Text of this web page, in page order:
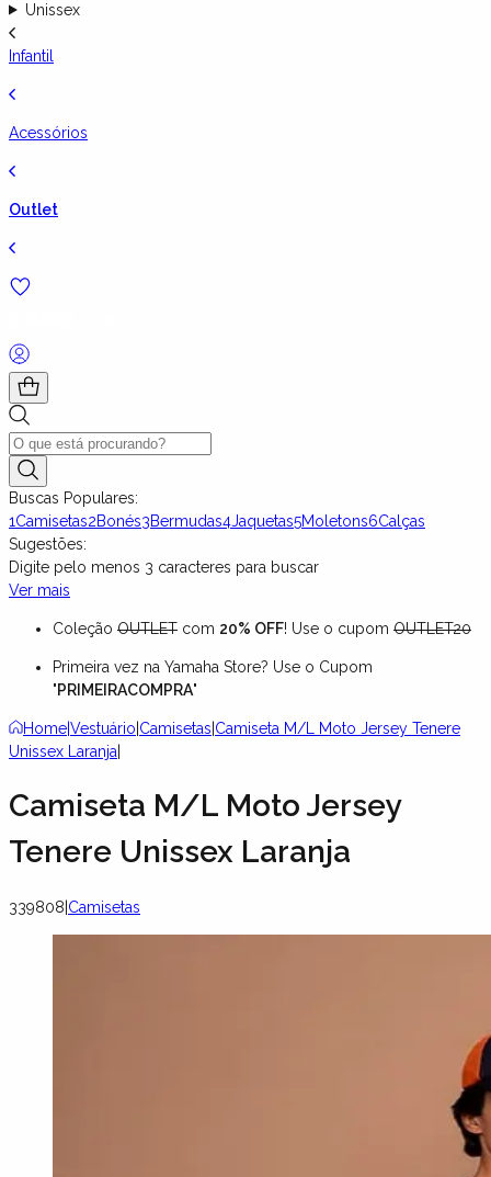
Unissex
Infantil
Acessórios
Outlet
Buscas Populares:
1Camisetas2Bonés3Bermudas4Jaquetas5Moletons6Calças
Sugestões:
Digite pelo menos 3 caracteres para buscar
Ver mais
Coleção OUTLET com 20% OFF! Use o cupom OUTLET20
Primeira vez na Yamaha Store? Use o Cupom
"PRIMEIRACOMPRA"
HomeVestuário Camisetas Camiseta M/L Moto Jersey Tenere
Unissex Laranja
Camiseta M/L Moto Jersey
Tenere Unissex Laranja
339808 Camisetas